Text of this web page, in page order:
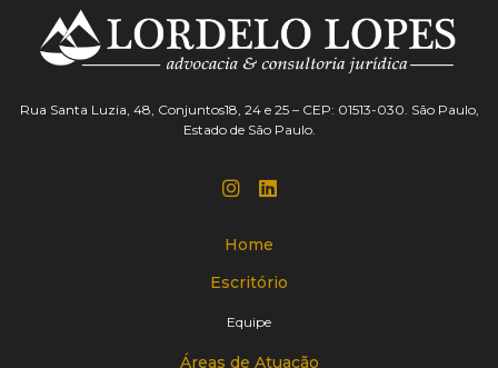
Rua Santa Luzia, 48, Conjuntos18, 24 e 25 – CEP: 01513-030. São Paulo,
Estado de São Paulo.
Home
Escritório
Equipe
Áreas de Atuação